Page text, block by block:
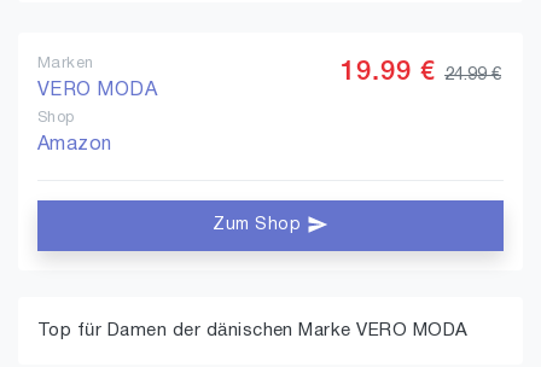
Marken
VERO MODA
Shop
Amazon
19.99 € 24.99 €
Zum Shop
Top für Damen der dänischen Marke VERO MODA